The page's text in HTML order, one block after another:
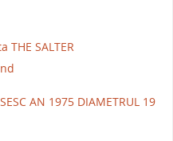
SALTER
AN 1975 DIAMETRUL 19